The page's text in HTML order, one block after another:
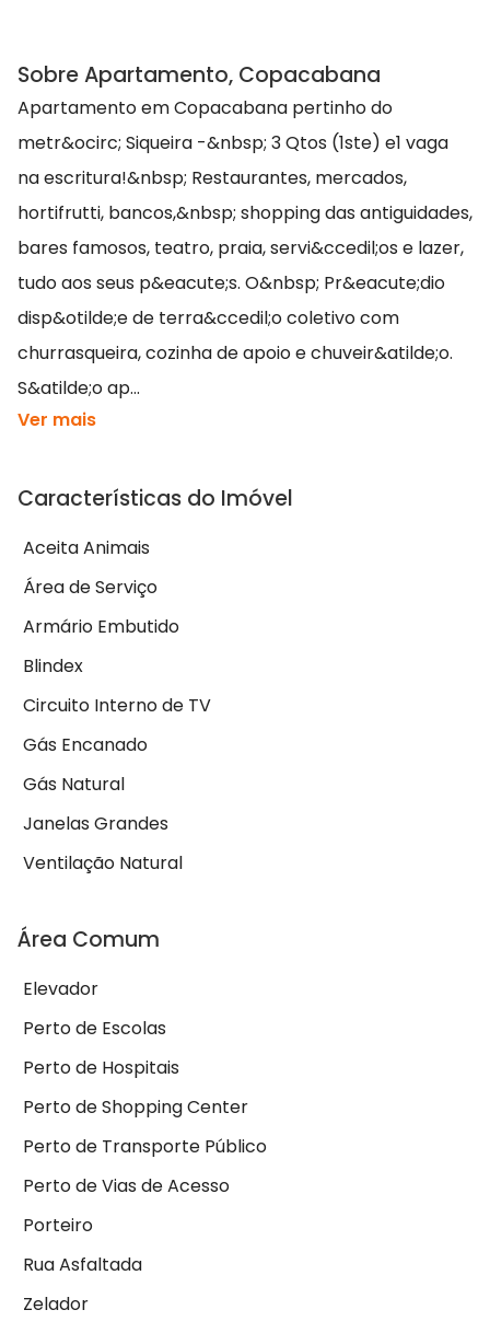
Sobre Apartamento, Copacabana
Apartamento em Copacabana pertinho do
metr&ocirc; Siqueira -&nbsp; 3 Qtos (1ste) e1 vaga
na escritura!&nbsp; Restaurantes, mercados,
hortifrutti, bancos,&nbsp; shopping das antiguidades,
bares famosos, teatro, praia, servi&ccedil;os e lazer,
tudo aos seus p&eacute;s. O&nbsp; Pr&eacute;dio
disp&otilde;e de terra&ccedil;o coletivo com
churrasqueira, cozinha de apoio e chuveir&atilde;o.
S&atilde;o ap...
Ver mais
Características do Imóvel
Aceita Animais
Área de Serviço
Armário Embutido
Blindex
Circuito Interno de TV
Gás Encanado
Gás Natural
Janelas Grandes
Ventilação Natural
Área Comum
Elevador
Perto de Escolas
Perto de Hospitais
Perto de Shopping Center
Perto de Transporte Público
Perto de Vias de Acesso
Porteiro
Rua Asfaltada
Zelador